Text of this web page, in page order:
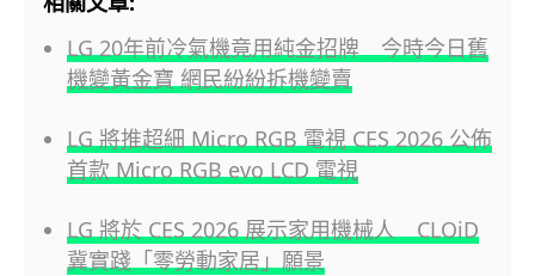
LG 20年前冷氣機竟用純金招牌 今時今日舊
機變黃金寶 網民紛紛拆機變賣
LG 將推超細 Micro RGB 電視 CES 2026 公佈
首款 Micro RGB evo LCD 電視
LG 將於 CES 2026 展示家用機械人 CLOiD
冀實踐「零勞動家居」願景